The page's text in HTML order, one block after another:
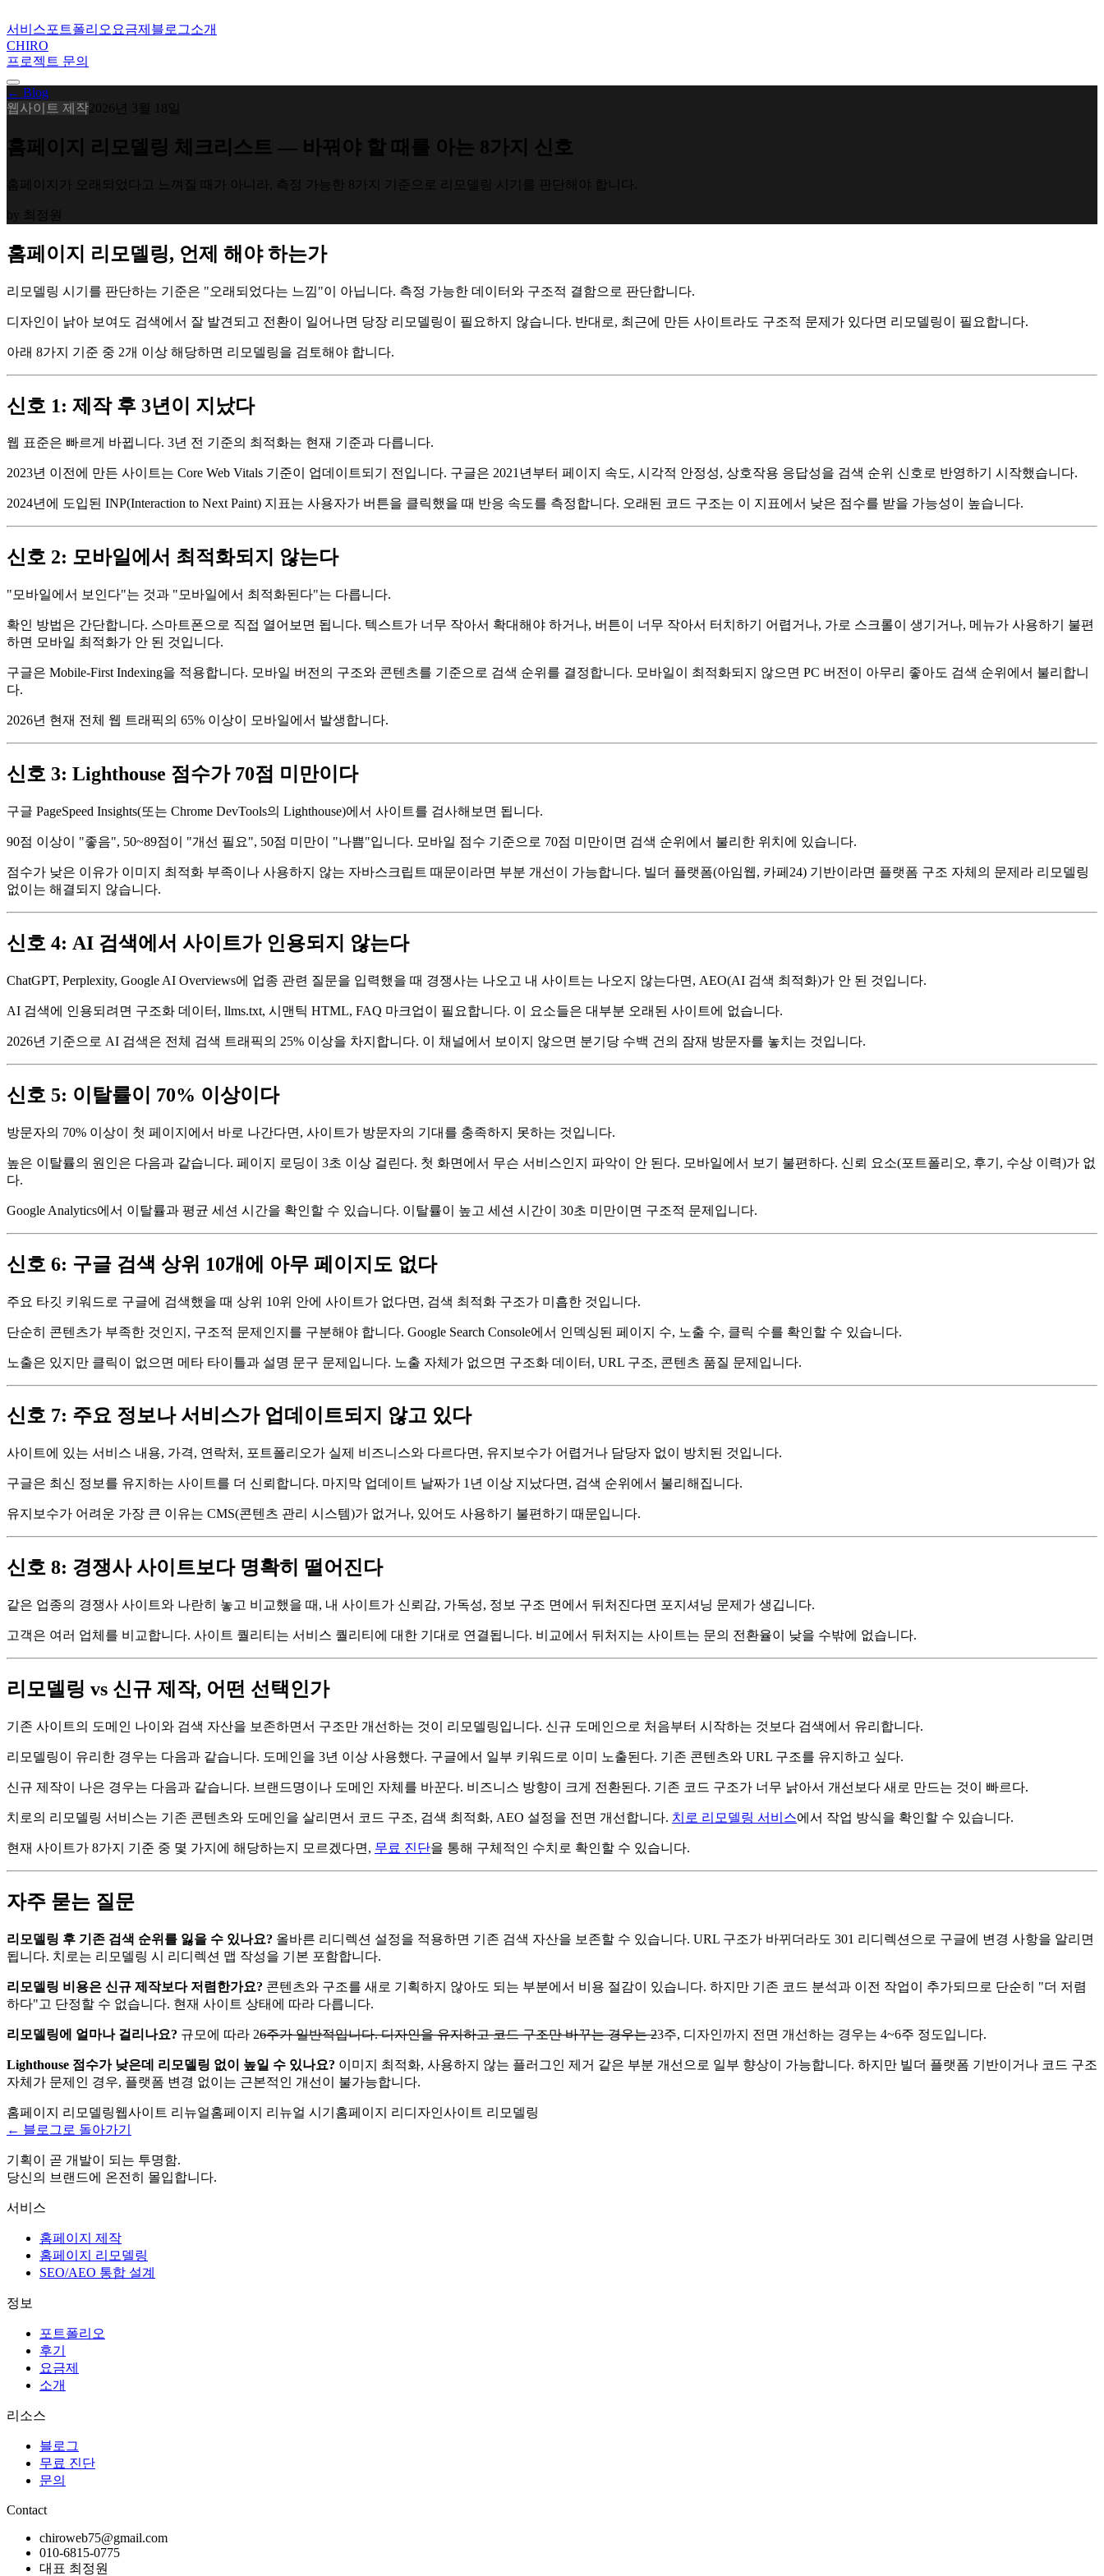
서비스포트폴리오 요금제 블로그소개
CHIRO
프로젝트 문의
← Blog
웹사이트 제작 2026년 3월 18일
홈페이지 리모델링 체크리스트 — 바꿔야 할 때를 아는 8가지 신호
홈페이지가 오래되었다고 느껴질 때가 아니라, 측정 가능한 8가지 기준으로 리모델링 시기를 판단해야 합니다.
by 최정원
홈페이지 리모델링, 언제 해야 하는가
리모델링 시기를 판단하는 기준은 "오래되었다는 느낌"이 아닙니다. 측정 가능한 데이터와 구조적 결함으로 판단합니다.
디자인이 낡아 보여도 검색에서 잘 발견되고 전환이 일어나면 당장 리모델링이 필요하지 않습니다. 반대로, 최근에 만든 사이트라도 구조적 문제가 있다면 리모델링이 필요합니다.
아래 8가지 기준 중 2개 이상 해당하면 리모델링을 검토해야 합니다.
신호 1: 제작 후 3년이 지났다
웹 표준은 빠르게 바뀝니다. 3년 전 기준의 최적화는 현재 기준과 다릅니다.
2023년 이전에 만든 사이트는 Core Web Vitals 기준이 업데이트되기 전입니다. 구글은 2021년부터 페이지 속도, 시각적 안정성, 상호작용 응답성을 검색 순위 신호로 반영하기 시작했습니다.
2024년에 도입된 INP(Interaction to Next Paint) 지표는 사용자가 버튼을 클릭했을 때 반응 속도를 측정합니다. 오래된 코드 구조는 이 지표에서 낮은 점수를 받을 가능성이 높습니다.
신호 2: 모바일에서 최적화되지 않는다
"모바일에서 보인다"는 것과 "모바일에서 최적화된다"는 다릅니다.
확인 방법은 간단합니다. 스마트폰으로 직접 열어보면 됩니다. 텍스트가 너무 작아서 확대해야 하거나, 버튼이 너무 작아서 터치하기 어렵거나, 가로 스크롤이 생기거나, 메뉴가 사용하기 불편
하면 모바일 최적화가 안 된 것입니다.
구글은 Mobile-First Indexing을 적용합니다. 모바일 버전의 구조와 콘텐츠를 기준으로 검색 순위를 결정합니다. 모바일이 최적화되지 않으면 PC 버전이 아무리 좋아도 검색 순위에서 불리합니
다.
2026년 현재 전체 웹 트래픽의 65% 이상이 모바일에서 발생합니다.
신호 3: Lighthouse 점수가 70점 미만이다
구글 PageSpeed Insights(또는 Chrome DevTools의 Lighthouse)에서 사이트를 검사해보면 됩니다.
90점 이상이 "좋음", 50~89점이 "개선 필요", 50점 미만이 "나쁨"입니다. 모바일 점수 기준으로 70점 미만이면 검색 순위에서 불리한 위치에 있습니다.
점수가 낮은 이유가 이미지 최적화 부족이나 사용하지 않는 자바스크립트 때문이라면 부분 개선이 가능합니다. 빌더 플랫폼(아임웹, 카페24) 기반이라면 플랫폼 구조 자체의 문제라 리모델링
없이는 해결되지 않습니다.
신호 4: AI 검색에서 사이트가 인용되지 않는다
ChatGPT, Perplexity, Google AI Overviews에 업종 관련 질문을 입력했을 때 경쟁사는 나오고 내 사이트는 나오지 않는다면, AEO(AI 검색 최적화)가 안 된 것입니다.
AI 검색에 인용되려면 구조화 데이터, llms.txt, 시맨틱 HTML, FAQ 마크업이 필요합니다. 이 요소들은 대부분 오래된 사이트에 없습니다.
2026년 기준으로 AI 검색은 전체 검색 트래픽의 25% 이상을 차지합니다. 이 채널에서 보이지 않으면 분기당 수백 건의 잠재 방문자를 놓치는 것입니다.
신호 5: 이탈률이 70% 이상이다
방문자의 70% 이상이 첫 페이지에서 바로 나간다면, 사이트가 방문자의 기대를 충족하지 못하는 것입니다.
높은 이탈률의 원인은 다음과 같습니다. 페이지 로딩이 3초 이상 걸린다. 첫 화면에서 무슨 서비스인지 파악이 안 된다. 모바일에서 보기 불편하다. 신뢰 요소(포트폴리오, 후기, 수상 이력)가 없
다.
Google Analytics에서 이탈률과 평균 세션 시간을 확인할 수 있습니다. 이탈률이 높고 세션 시간이 30초 미만이면 구조적 문제입니다.
신호 6: 구글 검색 상위 10개에 아무 페이지도 없다
주요 타깃 키워드로 구글에 검색했을 때 상위 10위 안에 사이트가 없다면, 검색 최적화 구조가 미흡한 것입니다.
단순히 콘텐츠가 부족한 것인지, 구조적 문제인지를 구분해야 합니다. Google Search Console에서 인덱싱된 페이지 수, 노출 수, 클릭 수를 확인할 수 있습니다.
노출은 있지만 클릭이 없으면 메타 타이틀과 설명 문구 문제입니다. 노출 자체가 없으면 구조화 데이터, URL 구조, 콘텐츠 품질 문제입니다.
신호 7: 주요 정보나 서비스가 업데이트되지 않고 있다
사이트에 있는 서비스 내용, 가격, 연락처, 포트폴리오가 실제 비즈니스와 다르다면, 유지보수가 어렵거나 담당자 없이 방치된 것입니다.
구글은 최신 정보를 유지하는 사이트를 더 신뢰합니다. 마지막 업데이트 날짜가 1년 이상 지났다면, 검색 순위에서 불리해집니다.
유지보수가 어려운 가장 큰 이유는 CMS(콘텐츠 관리 시스템)가 없거나, 있어도 사용하기 불편하기 때문입니다.
신호 8: 경쟁사 사이트보다 명확히 떨어진다
같은 업종의 경쟁사 사이트와 나란히 놓고 비교했을 때, 내 사이트가 신뢰감, 가독성, 정보 구조 면에서 뒤처진다면 포지셔닝 문제가 생깁니다.
고객은 여러 업체를 비교합니다. 사이트 퀄리티는 서비스 퀄리티에 대한 기대로 연결됩니다. 비교에서 뒤처지는 사이트는 문의 전환율이 낮을 수밖에 없습니다.
리모델링 vs 신규 제작, 어떤 선택인가
기존 사이트의 도메인 나이와 검색 자산을 보존하면서 구조만 개선하는 것이 리모델링입니다. 신규 도메인으로 처음부터 시작하는 것보다 검색에서 유리합니다.
리모델링이 유리한 경우는 다음과 같습니다. 도메인을 3년 이상 사용했다. 구글에서 일부 키워드로 이미 노출된다. 기존 콘텐츠와 URL 구조를 유지하고 싶다.
신규 제작이 나은 경우는 다음과 같습니다. 브랜드명이나 도메인 자체를 바꾼다. 비즈니스 방향이 크게 전환된다. 기존 코드 구조가 너무 낡아서 개선보다 새로 만드는 것이 빠르다.
치로의 리모델링 서비스는 기존 콘텐츠와 도메인을 살리면서 코드 구조, 검색 최적화, AEO 설정을 전면 개선합니다. 치로 리모델링 서비스에서 작업 방식을 확인할 수 있습니다.
현재 사이트가 8가지 기준 중 몇 가지에 해당하는지 모르겠다면, 무료 진단을 통해 구체적인 수치로 확인할 수 있습니다.
자주 묻는 질문
리모델링 후 기존 검색 순위를 잃을 수 있나요? 올바른 리디렉션 설정을 적용하면 기존 검색 자산을 보존할 수 있습니다. URL 구조가 바뀌더라도 301 리디렉션으로 구글에 변경 사항을 알리면
됩니다. 치로는 리모델링 시 리디렉션 맵 작성을 기본 포함합니다.
리모델링 비용은 신규 제작보다 저렴한가요? 콘텐츠와 구조를 새로 기획하지 않아도 되는 부분에서 비용 절감이 있습니다. 하지만 기존 코드 분석과 이전 작업이 추가되므로 단순히 "더 저렴
하다"고 단정할 수 없습니다. 현재 사이트 상태에 따라 다릅니다.
리모델링에 얼마나 걸리나요? 규모에 따라 26주가 일반적입니다. 디자인을 유지하고 코드 구조만 바꾸는 경우는 23주, 디자인까지 전면 개선하는 경우는 4~6주 정도입니다.
Lighthouse 점수가 낮은데 리모델링 없이 높일 수 있나요? 이미지 최적화, 사용하지 않는 플러그인 제거 같은 부분 개선으로 일부 향상이 가능합니다. 하지만 빌더 플랫폼 기반이거나 코드 구조
자체가 문제인 경우, 플랫폼 변경 없이는 근본적인 개선이 불가능합니다.
홈페이지 리모델링웹사이트 리뉴얼홈페이지 리뉴얼 시기 홈페이지 리디자인사이트 리모델링
← 블로그로 돌아가기
기획이 곧 개발이 되는 투명함.
당신의 브랜드에 온전히 몰입합니다.
서비스
홈페이지 제작
홈페이지 리모델링
SEO/AEO 통합 설계
정보
포트폴리오
후기
요금제
소개
리소스
블로그
무료 진단
문의
Contact
chiroweb75@gmail.com
010-6815-0775
대표 최정원